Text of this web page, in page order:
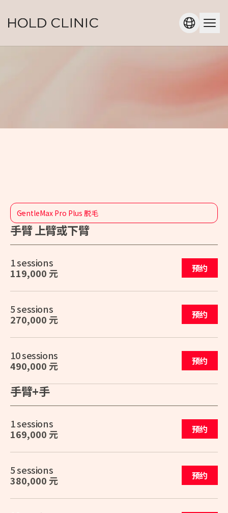
GentleMax Pro Plus 脱毛
手臂 上臂或下臂
1 sessions
119,000 元
预约
5 sessions
270,000 元
预约
10 sessions
490,000 元
预约
手臂+手
1 sessions
169,000 元
预约
5 sessions
380,000 元
预约